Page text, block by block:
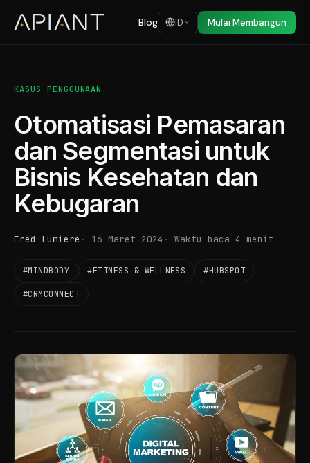
Blog ID Mulai Membangun
KASUS PENGGUNAAN
Otomatisasi Pemasaran
dan Segmentasi untuk
Bisnis Kesehatan dan
Kebugaran
Fred Lumiere 16 Maret 2024 Waktu baca 4 menit
#MINDBODY #FITNESS & WELLNESS #HUBSPOT
#CRMCONNECT